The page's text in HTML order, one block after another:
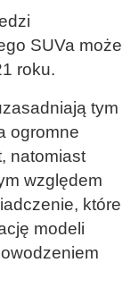
SUVa może
roku.
tym
ogromne
natomiast
względem
które
modeli